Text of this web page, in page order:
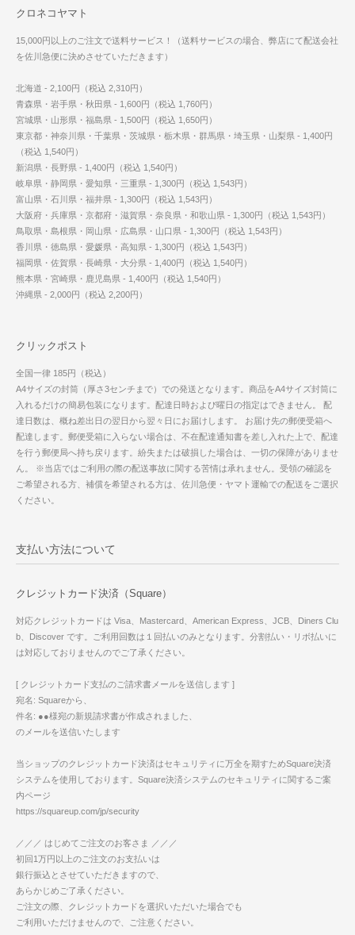
クロネコヤマト
15,000円以上のご注文で送料サービス！（送料サービスの場合、弊店にて配送会社
を佐川急便に決めさせていただきます）
北海道 - 2,100円（税込 2,310円）
青森県・岩手県・秋田県 - 1,600円（税込 1,760円）
宮城県・山形県・福島県 - 1,500円（税込 1,650円）
東京都・神奈川県・千葉県・茨城県・栃木県・群馬県・埼玉県・山梨県 - 1,400円
（税込 1,540円）
新潟県・長野県 - 1,400円（税込 1,540円）
岐阜県・静岡県・愛知県・三重県 - 1,300円（税込 1,543円）
富山県・石川県・福井県 - 1,300円（税込 1,543円）
大阪府・兵庫県・京都府・滋賀県・奈良県・和歌山県 - 1,300円（税込 1,543円）
鳥取県・島根県・岡山県・広島県・山口県 - 1,300円（税込 1,543円）
香川県・徳島県・愛媛県・高知県 - 1,300円（税込 1,543円）
福岡県・佐賀県・長崎県・大分県 - 1,400円（税込 1,540円）
熊本県・宮崎県・鹿児島県 - 1,400円（税込 1,540円）
沖縄県 - 2,000円（税込 2,200円）
クリックポスト
全国一律 185円（税込）
A4サイズの封筒（厚さ3センチまで）での発送となります。商品をA4サイズ封筒に
入れるだけの簡易包装になります。配達日時および曜日の指定はできません。 配
達日数は、概ね差出日の翌日から翌々日にお届けします。 お届け先の郵便受箱へ
配達します。郵便受箱に入らない場合は、不在配達通知書を差し入れた上で、配達
を行う郵便局へ持ち戻ります。紛失または破損した場合は、一切の保障がありませ
ん。 ※当店ではご利用の際の配送事故に関する苦情は承れません。受領の確認を
ご希望される方、補償を希望される方は、佐川急便・ヤマト運輸での配送をご選択
ください。
支払い方法について
クレジットカード決済（Square）
対応クレジットカードは Visa、Mastercard、American Express、JCB、Diners Clu
b、Discover です。ご利用回数は１回払いのみとなります。分割払い・リボ払いに
は対応しておりませんのでご了承ください。
[ クレジットカード支払のご請求書メールを送信します ]
宛名: Squareから、
件名: ●●様宛の新規請求書が作成されました、
のメールを送信いたします
当ショップのクレジットカード決済はセキュリティに万全を期すためSquare決済
システムを使用しております。Square決済システムのセキュリティに関するご案
内ページ
https://squareup.com/jp/security
／／／ はじめてご注文のお客さま ／／／
初回1万円以上のご注文のお支払いは
銀行振込とさせていただきますので、
あらかじめご了承ください。
ご注文の際、クレジットカードを選択いただいた場合でも
ご利用いただけませんので、ご注意ください。